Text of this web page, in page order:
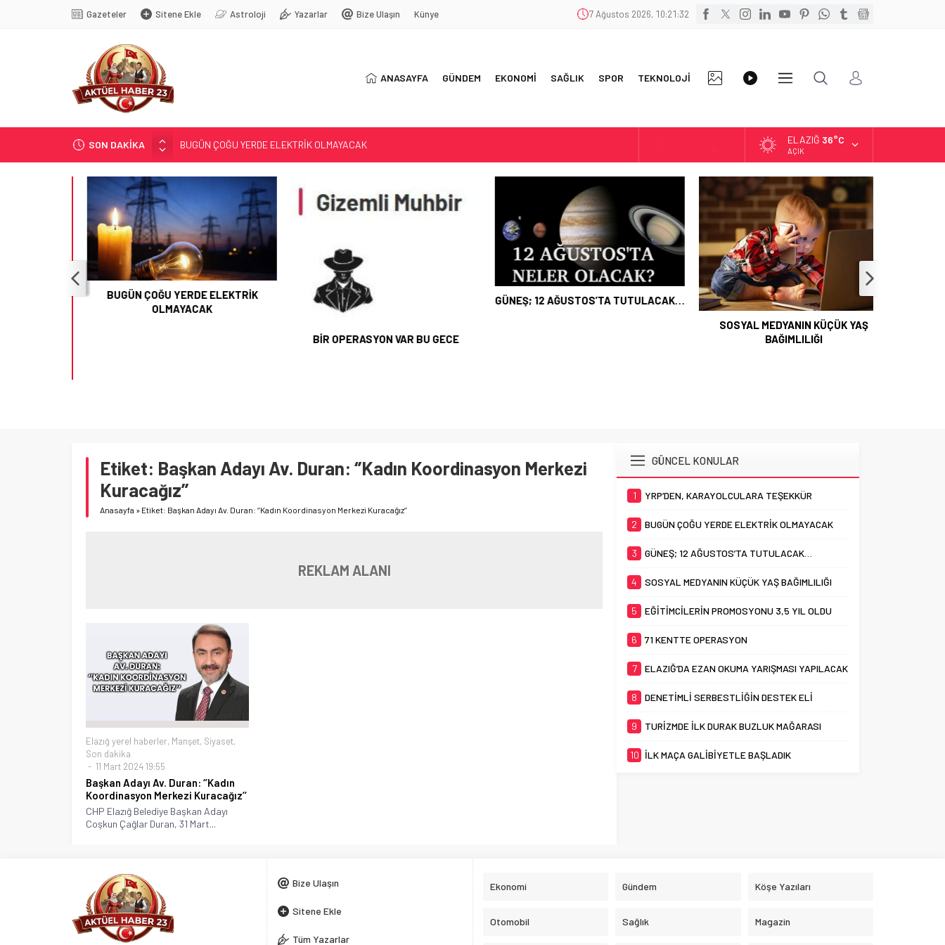
Gazeteler Sitene Ekle Astroloji Yazarlar Bize Ulaşın Künye 7 Ağustos 2026, 10:21:33
ANASAYFA GÜNDEM EKONOMİ SAĞLIK SPOR TEKNOLOJİ
GALERİGALERİ
DİĞER
SON DAKİKA
BUGÜN ÇOĞU YERDE ELEKTRİK OLMAYACAK
BİR OPERASYON VAR BU GECE
GÜNEŞ; 12 AĞUSTOS’TA TUTULACAK…
SOSYAL MEDYANIN KÜÇÜK YAŞ BAĞIMLILIĞI
YRP’DEN, KARAYOLCULARA TEŞEKKÜR
BİST
47,7010
EURO
55,0063
ELAZIĞ 36°C
AÇIK
BUGÜN ÇOĞU YERDE ELEKTRİK
OLMAYACAK
BİR OPERASYON VAR BU GECE
GÜNEŞ; 12 AĞUSTOS’TA TUTULACAK…
SOSYAL MEDYANIN KÜÇÜK YAŞ
BAĞIMLILIĞI
Etiket: Başkan Adayı Av. Duran: ‘’Kadın Koordinasyon Merkezi
Kuracağız’’
Anasayfa » Etiket: Başkan Adayı Av. Duran: ‘’Kadın Koordinasyon Merkezi Kuracağız’’
REKLAM ALANI
Elazığ yerel haberler, Manşet, Siyaset,
Son dakika
11 Mart 2024 19:55
Başkan Adayı Av. Duran: ‘’Kadın
Koordinasyon Merkezi Kuracağız’’
CHP Elazığ Belediye Başkan Adayı
Coşkun Çağlar Duran, 31 Mart...
GÜNCEL KONULAR
1 YRP’DEN, KARAYOLCULARA TEŞEKKÜR
2 BUGÜN ÇOĞU YERDE ELEKTRİK OLMAYACAK
3 GÜNEŞ; 12 AĞUSTOS’TA TUTULACAK…
4 SOSYAL MEDYANIN KÜÇÜK YAŞ BAĞIMLILIĞI
5 EĞİTİMCİLERİN PROMOSYONU 3,5 YIL OLDU
6 71 KENTTE OPERASYON
7 ELAZIĞ’DA EZAN OKUMA YARIŞMASI YAPILACAK
8 DENETİMLİ SERBESTLİĞİN DESTEK ELİ
9 TURİZMDE İLK DURAK BUZLUK MAĞARASI
10 İLK MAÇA GALİBİYETLE BAŞLADIK
Bize Ulaşın
Sitene Ekle
Tüm Yazarlar
Ekonomi Gündem Köşe Yazıları
Otomobil Sağlık Magazin